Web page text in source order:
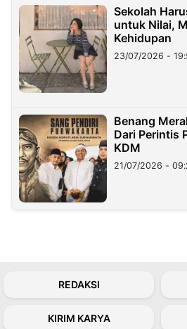
Sekolah
untuk Nilai,
Kehidupan
23/07/2026 -
Benang
Dari Perintis
KDM
21/07/2026 -
REDAKSI
KIRIM KARYA